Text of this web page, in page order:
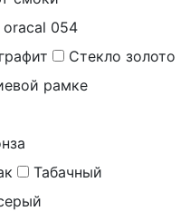
oracal 054
Стекло золото
рамке
Табачный